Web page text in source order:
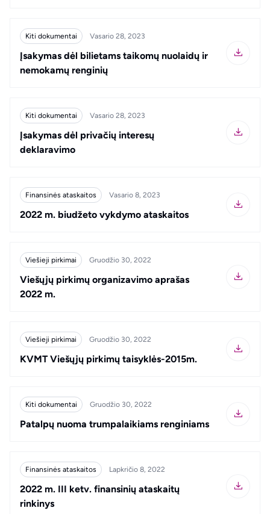
Kiti dokumentai Vasario 28, 2023
Įsakymas dėl bilietams taikomų nuolaidų ir
nemokamų renginių
Kiti dokumentai Vasario 28, 2023
Įsakymas dėl privačių interesų
deklaravimo
Finansinės ataskaitos Vasario 8, 2023
2022 m. biudžeto vykdymo ataskaitos
Viešieji pirkimai Gruodžio 30, 2022
Viešųjų pirkimų organizavimo aprašas
2022 m.
Viešieji pirkimai Gruodžio 30, 2022
KVMT Viešųjų pirkimų taisyklės-2015m.
Kiti dokumentai Gruodžio 30, 2022
Patalpų nuoma trumpalaikiams renginiams
Finansinės ataskaitos Lapkričio 8, 2022
2022 m. III ketv. finansinių ataskaitų
rinkinys